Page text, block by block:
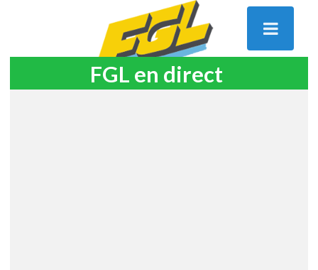
FGL en direct